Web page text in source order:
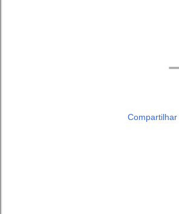
Compartilhar